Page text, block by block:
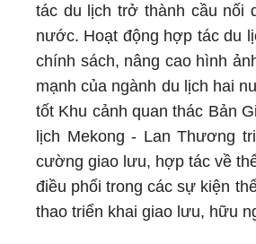
tác du lịch trở thành cầu nối
nước. Hoạt động hợp tác du
chính sách, nâng cao hình
mạnh của ngành du lịch hai
tốt Khu cảnh quan thác Bản
lịch Mekong - Lan Thương
cường giao lưu, hợp tác về
điều phối trong các sự kiện
thao triển khai giao lưu, hữu